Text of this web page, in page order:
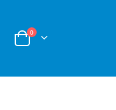
Корзина
0позиции